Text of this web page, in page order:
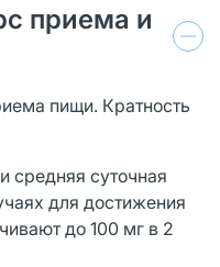
приема и
пищи. Кратность
средняя суточная
для достижения
до 100 мг в 2